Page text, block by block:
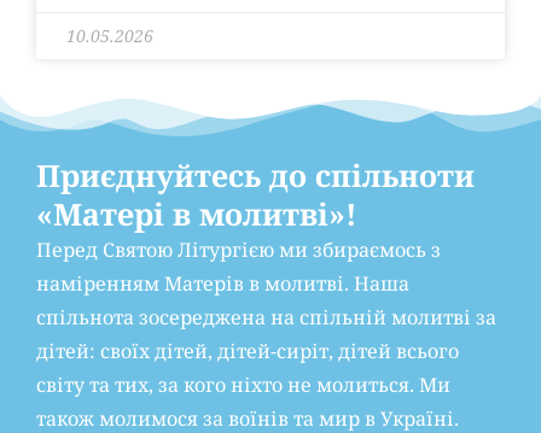
10.05.2026
Приєднуйтесь до спільноти
«Матері в молитві»!
Перед Святою Літургією ми збираємось з
наміренням Матерів в молитві. Наша
спільнота зосереджена на спільній молитві за
дітей: своїх дітей, дітей-сиріт, дітей всього
світу та тих, за кого ніхто не молиться. Ми
також молимося за воїнів та мир в Україні.